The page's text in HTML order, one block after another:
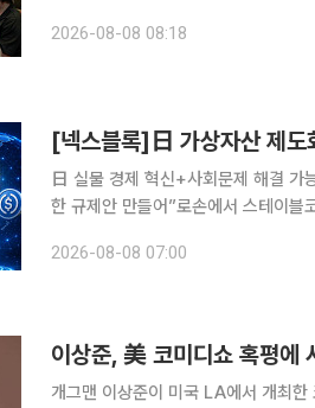
만남(Meet Korea in Da Nang)' 콘
2026-08-08 08:18
日 실물 경제 혁신+사회문제 해결 가
한 규제안 만들어”로손에서 스테이
인의 실용성 검증을 계기로 활성화될
2026-08-08 07:00
개그맨 이상준이 미국 LA에서 개최한 코미디쇼 혹평에